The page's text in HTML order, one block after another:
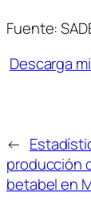
Fuente:
Descarga
←
producción
betabel en